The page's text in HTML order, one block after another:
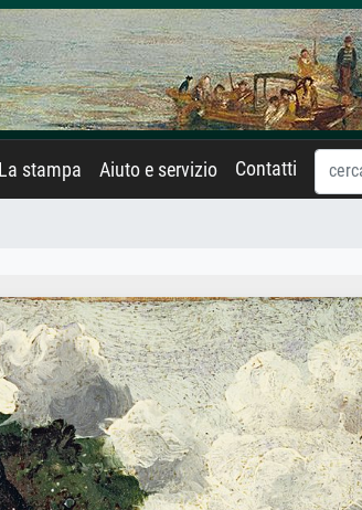
La stampa Aiuto e servizio Contatti